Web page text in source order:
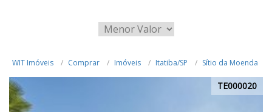
WIT Imóveis Comprar Imóveis Itatiba/SP Sítio da Moenda
TE000020